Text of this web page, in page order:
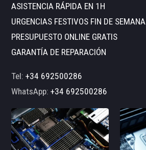
ASISTENCIA RÁPIDA EN 1H
URGENCIAS FESTIVOS FIN DE SEMANA
PRESUPUESTO ONLINE GRATIS
GARANTÍA DE REPARACIÓN
Tel:+34 692500286
WhatsApp:+34 692500286